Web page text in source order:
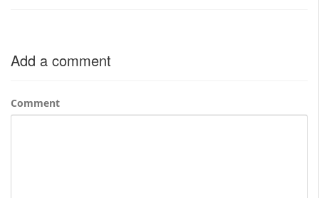
Add a comment
Comment